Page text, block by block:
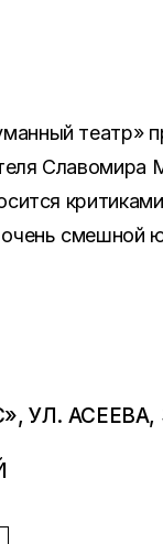
театр»
смешной
УЛ. АСЕЕВА,